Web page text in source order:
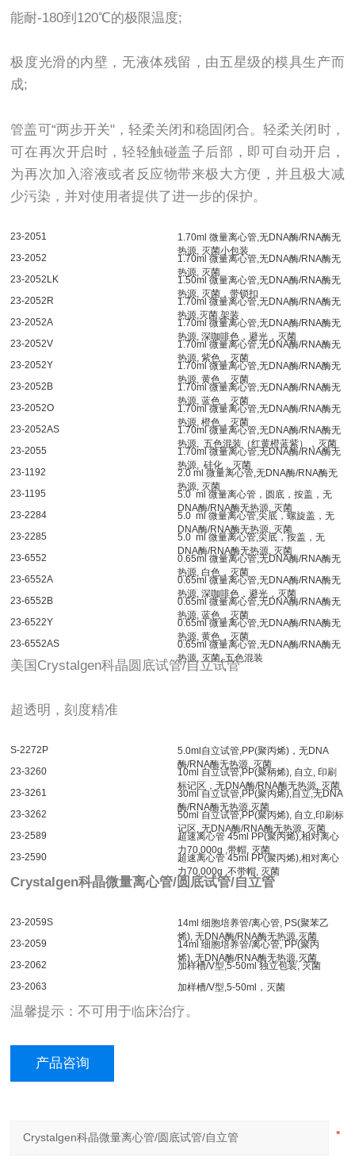
能耐-180到120℃的极限温度;
极度光滑的内壁，无液体残留，由五星级的模具生产而
成;
管盖可“两步开关"，轻柔关闭和稳固闭合。轻柔关闭时，
可在再次开启时，轻轻触碰盖子后部，即可自动开启，
为再次加入溶液或者反应物带来极大方便，并且极大减
少污染，并对使用者提供了进一步的保护。
23-2051 1.70ml 微量离心管, 无DNA酶/RNA酶无
热源, 灭菌小包装
23-2052 1.70ml 微量离心管, 无DNA酶/RNA酶无
热源, 灭菌
23-2052LK 1.50ml 微量离心管, 无DNA酶/RNA酶无
热源, 灭菌，带锁扣
23-2052R 1.70ml 微量离心管,无DNA酶/RNA酶无
热源, 灭菌, 架装
23-2052A 1.70ml 微量离心管, 无DNA酶/RNA酶无
热源, 深咖啡色，避光，灭菌
23-2052V 1.70ml 微量离心管,无DNA酶/RNA酶无
热源, 紫色，灭菌
23-2052Y 1.70ml 微量离心管, 无DNA酶/RNA酶无
热源, 黄色，灭菌
23-2052B 1.70ml 微量离心管, 无DNA酶/RNA酶无
热源, 蓝色，灭菌
23-2052O 1.70ml 微量离心管, 无DNA酶/RNA酶无
热源, 橙色，灭菌
23-2052AS 1.70ml 微量离心管, 无DNA酶/RNA酶无
热源, 五色混装（红黄橙蓝紫），灭菌
23-2055 1.70ml 微量离心管,无DNA酶/RNA酶无
热源, 硅化，灭菌
23-1192 2.0 ml 微量离心管, 无DNA酶/RNA酶无
热源, 灭菌
23-1195 5.0 ml 微量离心管，圆底，按盖，无
DNA酶/RNA酶无热源, 灭菌
23-2284 5.0 ml 微量离心管,尖底，螺旋盖，无
DNA酶/RNA酶无热源, 灭菌
23-2285 5.0 ml 微量离心管,尖底，按盖，无
DNA酶/RNA酶无热源, 灭菌
23-6552 0.65ml 微量离心管,无DNA酶/RNA酶无
热源, 白色，灭菌
23-6552A 0.65ml 微量离心管, 无DNA酶/RNA酶无
热源, 深咖啡色，避光，灭菌
23-6552B 0.65ml 微量离心管,无DNA酶/RNA酶无
热源, 蓝色，灭菌
23-6522Y 0.65ml 微量离心管, 无DNA酶/RNA酶无
热源, 黄色，灭菌
23-6552AS 0.65ml 微量离心管, 无DNA酶/RNA酶无
热源, 灭菌, 五色混装
美国Crystalgen科晶圆底试管/自立试管
超透明，刻度精准
S-2272P 5.0ml 自立试管,PP(聚丙烯)，无DNA
酶/RNA酶无热源, 灭菌
23-3260 10ml 自立试管,PP(聚柄烯), 自立, 印刷
标记区，无DNA酶/RNA酶无热源, 灭菌
23-3261 30ml 自立试管,PP(聚丙烯),自立,无DNA
酶/RNA酶无热源,灭菌
23-3262 50ml 自立试管,PP(聚丙烯), 自立,印刷标
记区, 无DNA酶/RNA酶无热源, 灭菌
23-2589
超速离心管 45ml PP(聚丙烯),相对离心
力70,000g ,带帽, 灭菌
23-2590
超速离心管 45ml PP(聚丙烯),相对离心
力70,000g ,不带帽, 灭菌
Crystalgen科晶微量离心管/圆底试管/自立管
23-2059S 14ml 细胞培养管/离心管, PS(聚苯乙
烯), 无DNA酶/RNA酶无热源, 灭菌
23-2059 14ml 细胞培养管/离心管, PP(聚丙
烯), 无DNA酶/RNA酶无热源, 灭菌
23-2062
加样槽/V型,5-50ml 独立包装, 灭菌
23-2063
加样槽/V型,5-50ml，灭菌
温馨提示：不可用于临床治疗。
产品咨询